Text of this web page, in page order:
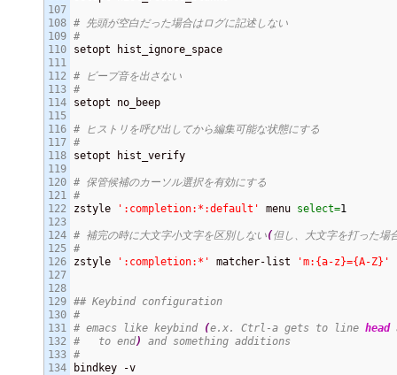
107
108
109
110
111
112
113
114
115
116
117
118
119
120
121
122
123
124
125
126
127
128
129
130
131
132
133
134
# 先頭が空白だった場合はログに記述しない
#
setopt hist_ignore_space
# ビープ音を出さない
#
setopt no_beep
# ヒストリを呼び出してから編集可能な状態にする
#
setopt hist_verify
# 保管候補のカーソル選択を有効にする
#
zstyle
':completion:*:default' menu select=1
# 補完の時に大文字小文字を区別しない(但し、大文字を打った場
#
zstyle
':completion:*' matcher-list 'm:{a-z}={A-Z}'
## Keybind configuration
#
# emacs like keybind (e.x. Ctrl-a gets to line head
#   to end)
and something additions
#
bindkey -v